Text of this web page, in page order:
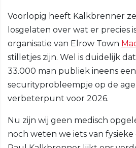
Voorlopig heeft Kalkbrenner
losgelaten over wat er precies
organisatie van Elrow Town
stilletjes zijn. Wel is duidelijk
33.000 man publiek ineens een
securityprobleempje op de
verbeterpunt voor 2026.
Nu zijn wij geen medisch
noch weten we iets van